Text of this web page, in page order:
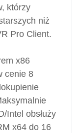
którzy
niż
Pro Client.
x86
cenie 8
Intel obsłuży
x64 do 16